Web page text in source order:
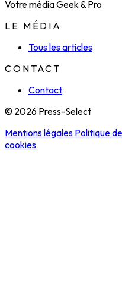
Votre média Geek & Pro
LE MÉDIA
Tous les articles
CONTACT
Contact
© 2026 Press-Select
Mentions légales Politique
cookies